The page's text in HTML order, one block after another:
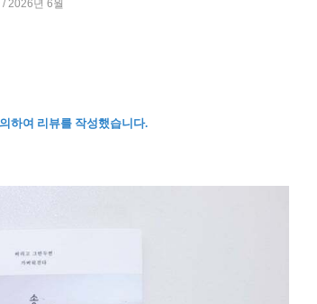
2026년 6월
하여 리뷰를 작성했습니다.